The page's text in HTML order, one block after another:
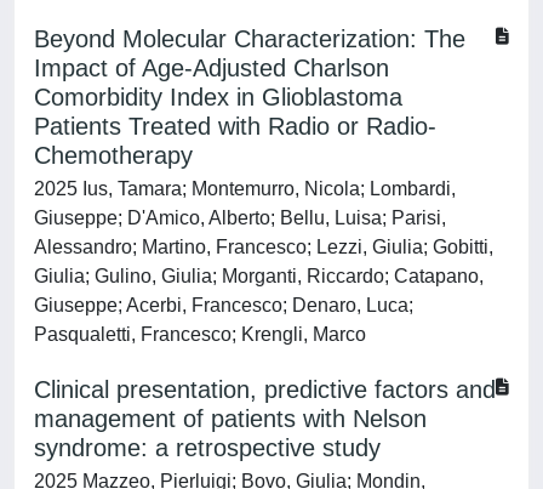
Beyond Molecular Characterization: The
Impact of Age-Adjusted Charlson
Comorbidity Index in Glioblastoma
Patients Treated with Radio or Radio-
Chemotherapy
2025 Ius, Tamara; Montemurro, Nicola; Lombardi,
Giuseppe; D'Amico, Alberto; Bellu, Luisa; Parisi,
Alessandro; Martino, Francesco; Lezzi, Giulia; Gobitti,
Giulia; Gulino, Giulia; Morganti, Riccardo; Catapano,
Giuseppe; Acerbi, Francesco; Denaro, Luca;
Pasqualetti, Francesco; Krengli, Marco
Clinical presentation, predictive factors and
management of patients with Nelson
syndrome: a retrospective study
2025 Mazzeo, Pierluigi; Bovo, Giulia; Mondin,